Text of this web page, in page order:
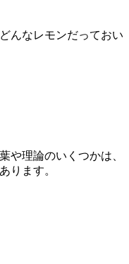
んなレモンだっておい
や理論のいくつかは、
ります。